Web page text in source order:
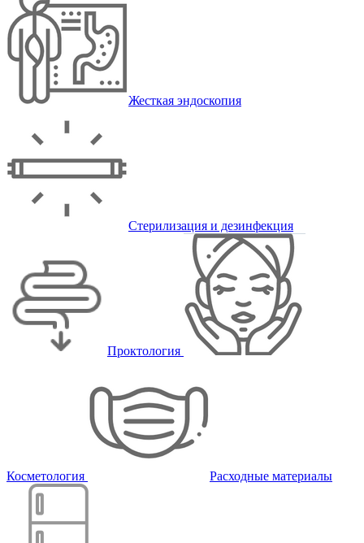
Жесткая эндоскопия
Стерилизация и дезинфекция
Проктология
Косметология Расходные материалы